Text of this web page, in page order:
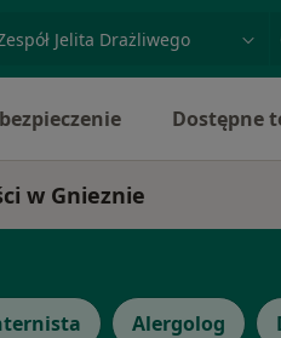
badanie lub
Dostępne
w Gnieznie
Alergolog